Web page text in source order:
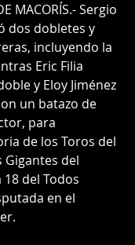
MACORÍS.- Sergio
dos dobletes y
incluyendo la
Eric Filia
y Eloy Jiménez
un batazo de
para
de los Toros del
Gigantes del
18 del Todos
en el